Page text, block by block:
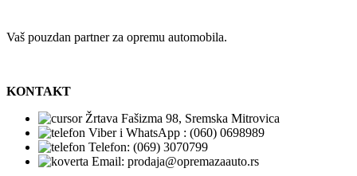
Vaš pouzdan partner za opremu automobila.
KONTAKT
Žrtava Fašizma 98, Sremska Mitrovica
Viber i WhatsApp : (060) 0698989
Telefon: (069) 3070799
Email: prodaja@opremazaauto.rs